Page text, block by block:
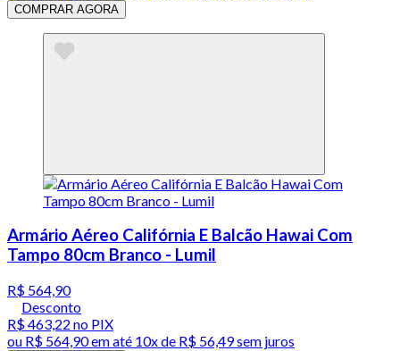
COMPRAR AGORA
Armário Aéreo Califórnia E Balcão Hawai Com
Tampo 80cm Branco - Lumil
R$ 564,90
Desconto
R$ 463,22 no PIX
ou R$ 564,90em até 10x de R$ 56,49 sem juros